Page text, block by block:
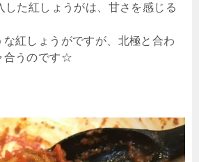
した紅しょうがは、甘さを感じる
紅しょうがですが、北極と合わ
合うのです☆